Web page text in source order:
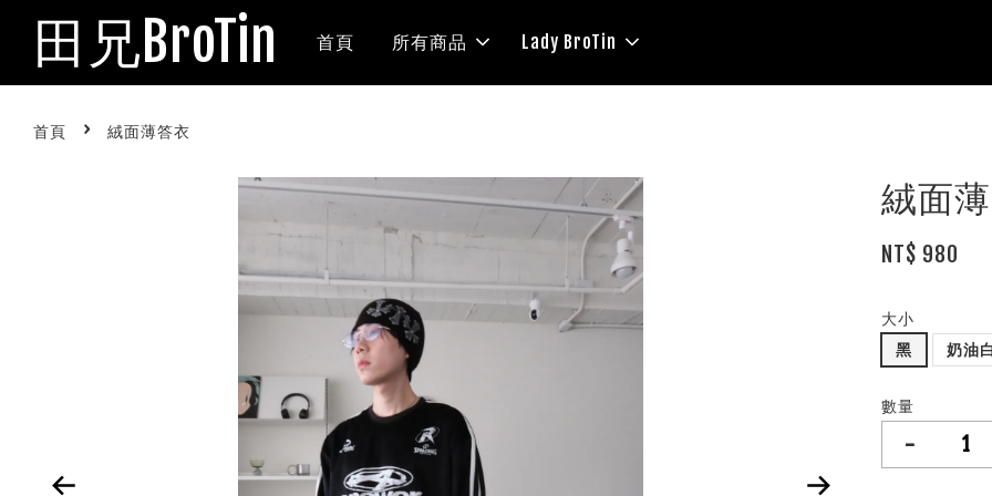
田兄BroTin 首頁 所有商品 Lady BroTin
首頁 › 絨面薄答衣
絨面
NT$ 980
大小
黑
奶油白
數量
-